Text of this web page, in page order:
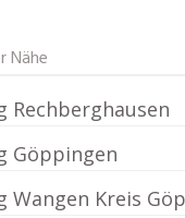
Nähe
Rechberghausen
Göppingen
Wangen Kreis